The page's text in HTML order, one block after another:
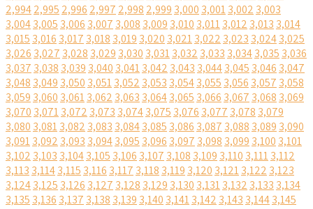
2,9942,995 2,996 2,997 2,998 2,999 3,000 3,0013,002 3,003
3,0043,005 3,006 3,007 3,008 3,009 3,010 3,0113,012 3,013 3,014
3,015 3,016 3,017 3,018 3,019 3,020 3,0213,022 3,023 3,0243,025
3,026 3,027 3,028 3,029 3,030 3,0313,032 3,033 3,0343,035 3,036
3,037 3,038 3,039 3,040 3,0413,042 3,043 3,0443,045 3,046 3,047
3,048 3,049 3,050 3,0513,052 3,053 3,0543,055 3,056 3,057 3,058
3,059 3,060 3,0613,062 3,063 3,0643,065 3,066 3,067 3,068 3,069
3,070 3,0713,072 3,073 3,0743,075 3,076 3,077 3,078 3,079
3,080 3,0813,082 3,083 3,0843,085 3,086 3,087 3,088 3,089 3,090
3,0913,092 3,093 3,0943,095 3,096 3,097 3,098 3,099 3,100 3,101
3,102 3,103 3,1043,105 3,106 3,107 3,108 3,109 3,110 3,1113,112
3,113 3,1143,115 3,116 3,117 3,118 3,119 3,120 3,1213,122 3,123
3,1243,125 3,126 3,127 3,128 3,129 3,130 3,1313,132 3,133 3,134
3,135 3,136 3,137 3,138 3,139 3,140 3,1413,142 3,143 3,1443,145